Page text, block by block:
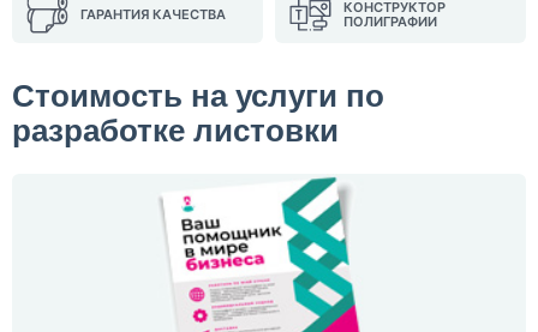
ГАРАНТИЯ КАЧЕСТВА
КОНСТРУКТОР
ПОЛИГРАФИИ
Стоимость на услуги по
разработке листовки